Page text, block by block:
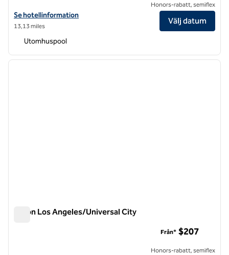
Visa hotelluppgifter för DoubleTree by Hilton Hotel Los Angeles –
Se hotellinformation
13,13 miles
Honors-rabatt, semiflex
Välj datum
Utomhuspool
1 av 11
nästa
Hilton Los Angeles/Universal City
Från* $207
Honors-rabatt, semiflex